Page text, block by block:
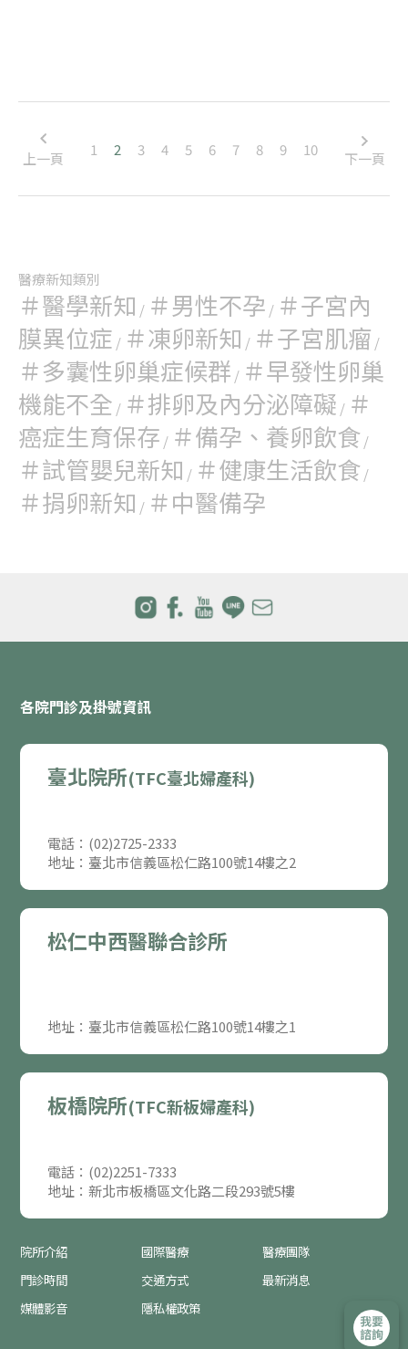
上一頁 1 2 3 4 5 6 7 8 9 10 下一頁
醫療新知類別
＃醫學新知 / ＃男性不孕 / ＃子宮內
膜異位症 / ＃凍卵新知 / ＃子宮肌瘤 /
＃多囊性卵巢症候群 / ＃早發性卵巢
機能不全 / ＃排卵及內分泌障礙 / ＃
癌症生育保存 / ＃備孕、養卵飲食/
＃試管嬰兒新知 / ＃健康生活飲食/
＃捐卵新知 / ＃中醫備孕
各院門診及掛號資訊
臺北院所(TFC臺北婦產科)
電話：(02)2725-2333
地址：臺北市信義區松仁路100號14樓之2
松仁中西醫聯合診所
地址：臺北市信義區松仁路100號14樓之1
板橋院所(TFC新板婦產科)
電話：(02)2251-7333
地址：新北市板橋區文化路二段293號5樓
院所介紹 國際醫療
醫療團隊
門診時間
交通方式
最新消息
媒體影音
隱私權政策